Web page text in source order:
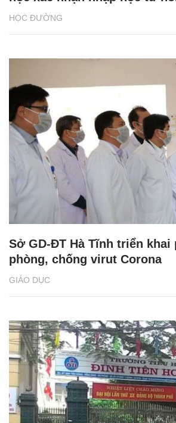
HỌC ĐƯỜNG
GIÁO DỤC
Sở GD-ĐT Hà Tĩnh triển khai
phòng, chống virut Corona